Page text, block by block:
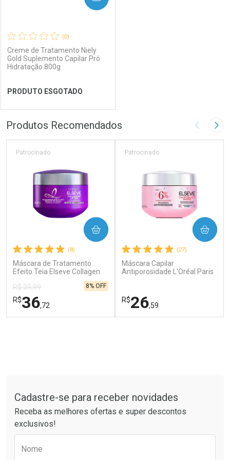
Ativar Desconto
(0)
Creme de Tratamento Niely
Gold Suplemento Capilar Pró
Hidratação 800g
PRODUTO ESGOTADO
FECHAR
Laboratório
Ver Desconto Convênio
FECHAR
Por Menos
Produtos Recomendados Imagem
(8)
Máscara de Tratamento
Efeito Teia Elseve Collagen
Patrocinado
R$ 39,99
R$36,72
8% OFF
COMPRAR
(27)
Máscara Capilar
Antiporosidade L'Oréal Paris
Patrocinado
R$26,59
COMPRAR
Cadastre-se para receber novidades
Receba as melhores ofertas e super descontos
exclusivos!
Nome